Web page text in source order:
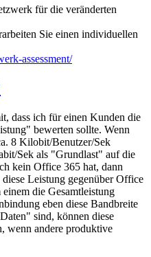
für die veränderten
Sie einen individuellen
assessment/
dass ich für einen Kunden die
bewerten sollte. Wenn
8 Kilobit/Benutzer/Sek
Sek als "Grundlast" auf die
kein Office 365 hat, dann
Leistung gegenüber Office
die Gesamtleistung
eben diese Bandbreite
sind, können diese
wenn andere produktive